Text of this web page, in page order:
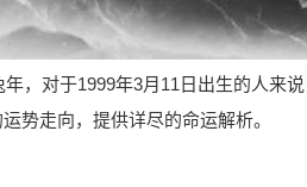
，对于1999年3月11日出生的人来
势走向，提供详尽的命运解析。